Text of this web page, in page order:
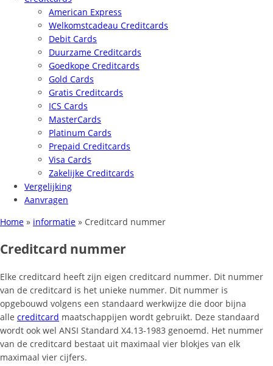
American Express
Welkomstcadeau Creditcards
Debit Cards
Duurzame Creditcards
Goedkope Creditcards
Gold Cards
Gratis Creditcards
ICS Cards
MasterCards
Platinum Cards
Prepaid Creditcards
Visa Cards
Zakelijke Creditcards
Vergelijking
Aanvragen
Home » informatie » Creditcard nummer
Creditcard nummer
Elke creditcard heeft zijn eigen creditcard nummer. Dit nummer
van de creditcard is het unieke nummer. Dit nummer is
opgebouwd volgens een standaard werkwijze die door bijna
alle creditcard maatschappijen wordt gebruikt. Deze standaard
wordt ook wel ANSI Standard X4.13-1983 genoemd. Het nummer
van de creditcard bestaat uit maximaal vier blokjes van elk
maximaal vier cijfers.